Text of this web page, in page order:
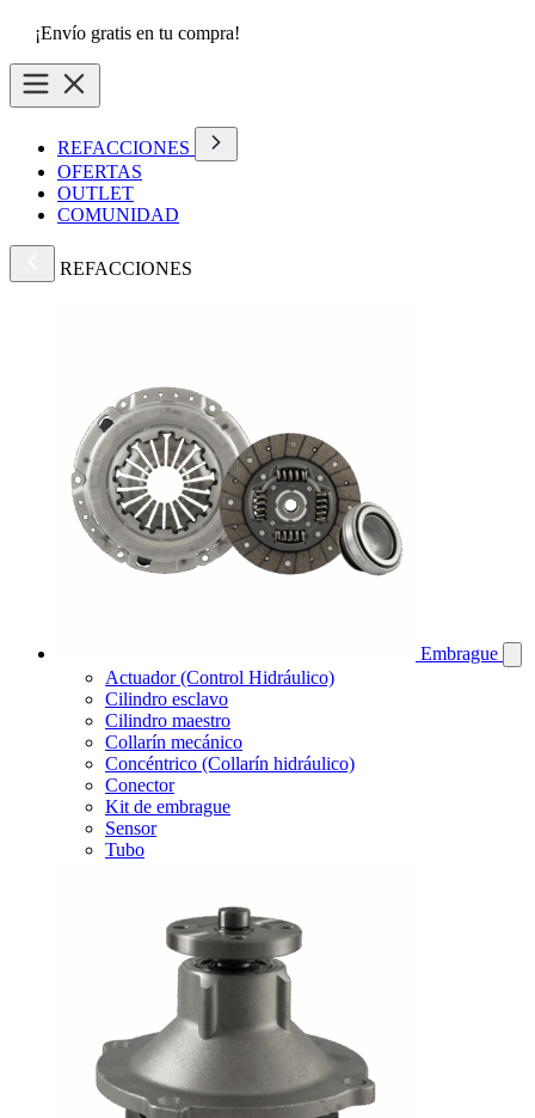
¡Envío gratis en tu compra!
REFACCIONES
OFERTAS
OUTLET
COMUNIDAD
REFACCIONES
Embrague
Actuador (Control Hidráulico)
Cilindro esclavo
Cilindro maestro
Collarín mecánico
Concéntrico (Collarín hidráulico)
Conector
Kit de embrague
Sensor
Tubo